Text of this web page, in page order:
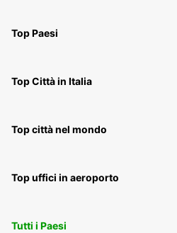
Top Paesi
Top Città in Italia
Top città nel mondo
Top uffici in aeroporto
Tutti i Paesi